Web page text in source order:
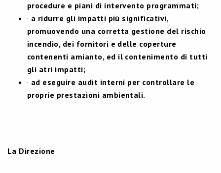
procedure e piani di intervento programmati;
· a ridurre gli impatti più significativi,
promuovendo una corretta gestione del rischio
incendio, dei fornitori e delle coperture
contenenti amianto, ed il contenimento di tutti
gli atri impatti;
· ad eseguire audit interni per controllare le
proprie prestazioni ambientali.
La Direzione